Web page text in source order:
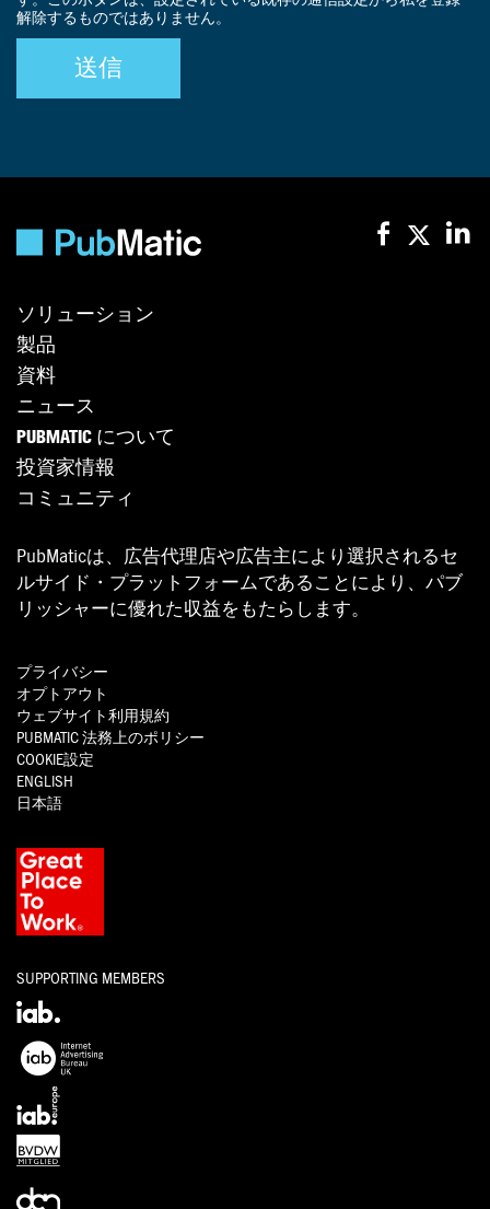
ソリューション
製品
資料
ニュース
PUBMATIC について
投資家情報
コミュニティ
PubMaticは、広告代理店や広告主により選択されるセ
ルサイド・プラットフォームであることにより、パブ
リッシャーに優れた収益をもたらします。
プライバシー
オプトアウト
ウェブサイト利用規約
PUBMATIC 法務上のポリシー
COOKIE設定
ENGLISH
日本語
SUPPORTING MEMBERS